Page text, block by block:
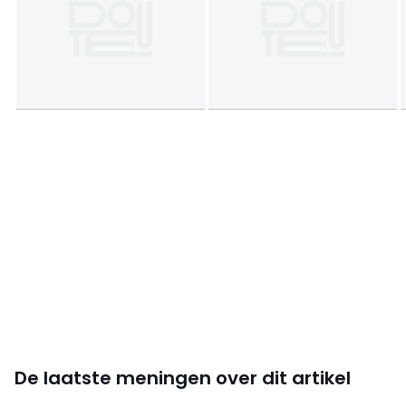
De laatste meningen over dit artikel